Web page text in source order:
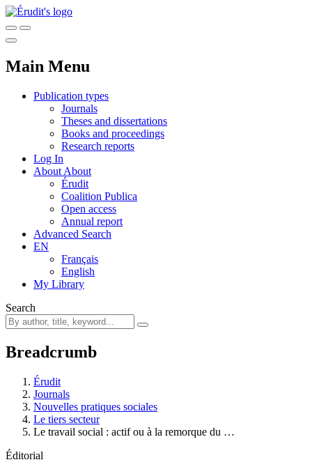
Main Menu
Publication types
Journals
Theses and dissertations
Books and proceedings
Research reports
Log In
About About
Érudit
Coalition Publica
Open access
Annual report
Advanced Search
EN
Français
English
My Library
Search
Breadcrumb
Érudit
Journals
Nouvelles pratiques sociales
Le tiers secteur
Le travail social : actif ou à la remorque du …
Éditorial